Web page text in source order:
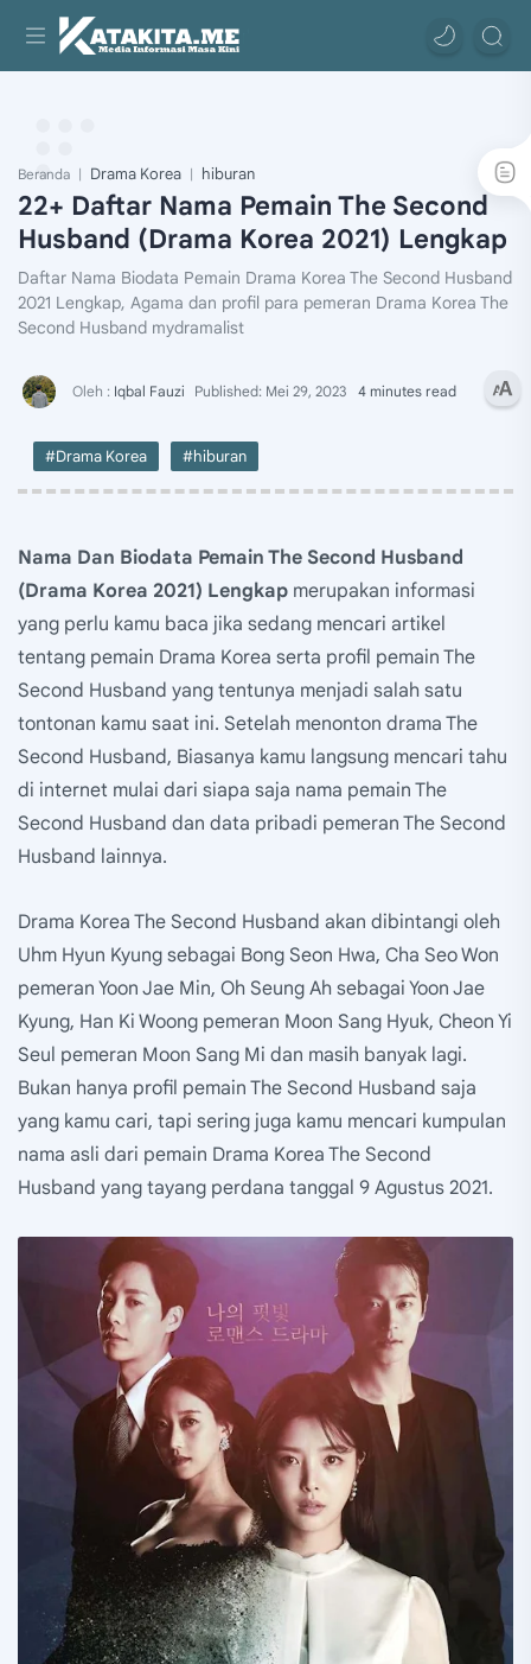
Beranda Drama Korea hiburan
22+ Daftar Nama Pemain The Second
Husband (Drama Korea 2021) Lengkap
Daftar Nama Biodata Pemain Drama Korea The Second Husband
2021 Lengkap, Agama dan profil para pemeran Drama Korea The
Second Husband mydramalist
4 minutes read
#Drama Korea #hiburan
Nama Dan Biodata Pemain The Second Husband
(Drama Korea 2021) Lengkap merupakan informasi
yang perlu kamu baca jika sedang mencari artikel
tentang pemain Drama Korea serta profil pemain The
Second Husband yang tentunya menjadi salah satu
tontonan kamu saat ini. Setelah menonton drama The
Second Husband, Biasanya kamu langsung mencari tahu
di internet mulai dari siapa saja nama pemain The
Second Husband dan data pribadi pemeran The Second
Husband lainnya.
Drama Korea The Second Husband akan dibintangi oleh
Uhm Hyun Kyung sebagai Bong Seon Hwa, Cha Seo Won
pemeran Yoon Jae Min, Oh Seung Ah sebagai Yoon Jae
Kyung, Han Ki Woong pemeran Moon Sang Hyuk, Cheon Yi
Seul pemeran Moon Sang Mi dan masih banyak lagi.
Bukan hanya profil pemain The Second Husband saja
yang kamu cari, tapi sering juga kamu mencari kumpulan
nama asli dari pemain Drama Korea The Second
Husband yang tayang perdana tanggal 9 Agustus 2021.